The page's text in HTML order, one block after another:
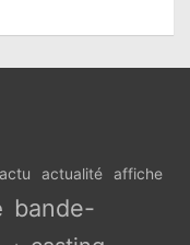
actu actualité affiche
bande-